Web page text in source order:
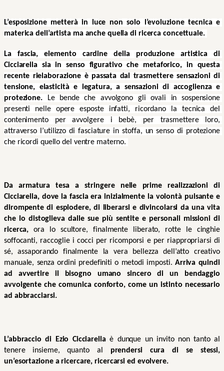
L’esposizione metterà in luce non solo l’evoluzione tecnica e
materica dell’artista ma anche quella di ricerca concettuale.
La fascia, elemento cardine della produzione artistica di
Cicciarella
sia in senso figurativo che metaforico, in questa
recente rielaborazione è passata dal trasmettere sensazioni di
tensione, elasticità e legatura, a sensazioni di accoglienza e
protezione. Le bende che avvolgono gli ovali in sospensione
presenti nelle opere esposte infatti, ricordano la tecnica del
contenimento per avvolgere i bebè, per trasmettere loro,
attraverso l’utilizzo di fasciature in stoffa, un senso di protezione
che ricordi quello del ventre materno.
Da armatura tesa a stringere nelle prime realizzazioni di
Cicciarella, dove la fascia era inizialmente la volontà pulsante e
dirompente di esplodere, di liberarsi e divincolarsi da una vita
che lo distoglieva dalle sue più sentite e personali missioni di
ricerca, ora lo scultore, finalmente liberato, rotte le cinghie
soffocanti, raccoglie i cocci per ricomporsi e per riappropriarsi di
sé, assaporando finalmente la vera bellezza dell’atto creativo
manuale, senza ordini predefiniti o metodi imposti. Arriva quindi
ad avvertire il bisogno umano sincero di un bendaggio
avvolgente che comunica conforto, come un istinto necessario
ad abbracciarsi.
L’abbraccio di Ezio Cicciarella è dunque un invito non tanto al
tenere insieme, quanto al prendersi cura di se stessi,
un’esortazione a ricercare, ricercarsi ed evolvere.